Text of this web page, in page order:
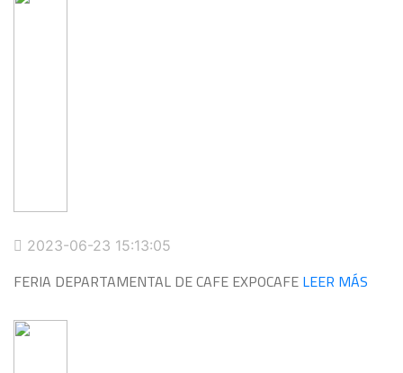
2023-06-23 15:13:05
FERIA DEPARTAMENTAL DE CAFE EXPOCAFELEER MÁS